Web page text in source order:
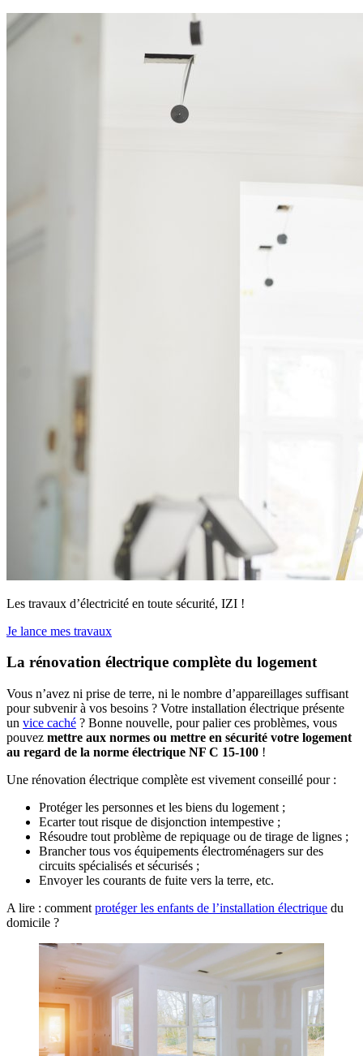
Les travaux d’électricité en toute sécurité, IZI !
Je lance mes travaux
La rénovation électrique complète du logement
Vous n’avez ni prise de terre, ni le nombre d’appareillages suffisant
pour subvenir à vos besoins ? Votre installation électrique présente
un vice caché ? Bonne nouvelle, pour palier ces problèmes, vous
pouvez mettre aux normes ou mettre en sécurité votre logement
au regard de la norme électrique NF C 15-100 !
Une rénovation électrique complète est vivement conseillé pour :
Protéger les personnes et les biens du logement ;
Ecarter tout risque de disjonction intempestive ;
Résoudre tout problème de repiquage ou de tirage de lignes ;
Brancher tous vos équipements électroménagers sur des
circuits spécialisés et sécurisés ;
Envoyer les courants de fuite vers la terre, etc.
A lire : comment protéger les enfants de l’installation électrique du
domicile ?